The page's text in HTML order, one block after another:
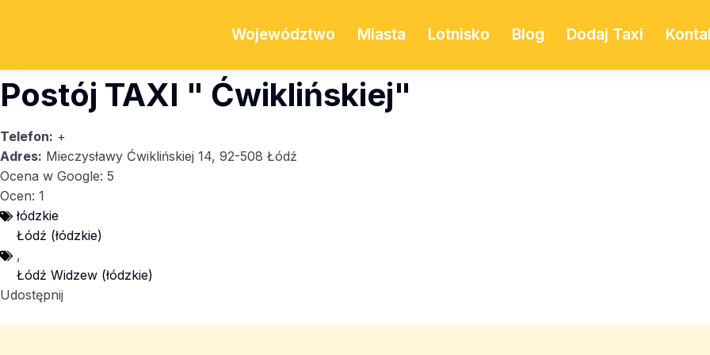
Województwo Miasta Lotnisko Blog Dodaj Taxi
Postój TAXI " Ćwiklińskiej"
Telefon: +
Adres: Mieczysławy Ćwiklińskiej 14, 92-508 Łódź
Ocena w Google: 5
Ocen: 1
łódzkie
Łódź (łódzkie)
,
Łódź Widzew (łódzkie)
Udostępnij